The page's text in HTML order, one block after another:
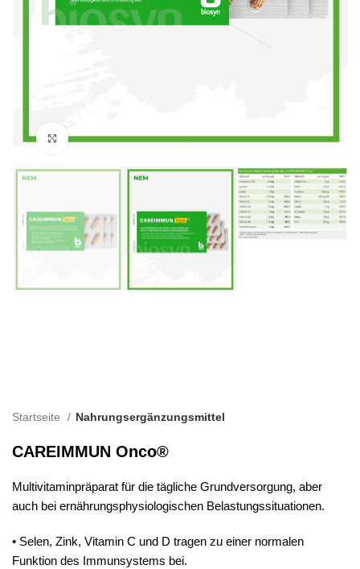
Klick zum Vergrößern
Startseite Nahrungsergänzungsmittel
CAREIMMUN Onco®
Multivitaminpräparat für die tägliche Grundversorgung, aber
auch bei ernährungsphysiologischen Belastungssituationen.
• Selen, Zink, Vitamin C und D tragen zu einer normalen
Funktion des Immunsystems bei.